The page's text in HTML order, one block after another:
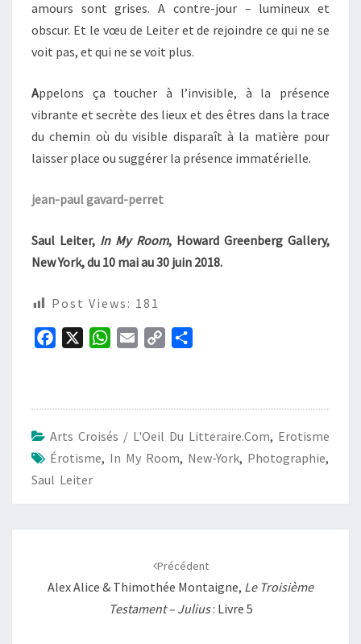
amours sont grises. A contre-jour – lumineux et
obscur. Et le vœu de Leiter et de rejoindre ce qui ne se
voit pas, et qui ne se voit plus.
Appelons ça toucher à l’invisible, à la présence
vibrante et secrète des lieux et des êtres dans la trace
du chemin où du visible disparaît à la matière pour
laisser place ou suggérer la présence immatérielle.
jean-paul gavard-perret
Saul Leiter, In My Room, Howard Greenberg Gallery,
New York, du 10 mai au 30 juin 2018.
Post Views: 181
o
o
k
W
A
p
n
g
e
Arts Croisés / L'Oeil Du Litteraire.com, Erotisme
Érotisme, In My Room, New-York, Photographie,
Saul Leiter
Précédent
Alex Alice & Thimothée Montaigne, Le Troisième
Testament – Julius: Livre 5